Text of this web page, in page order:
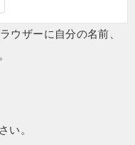
ウザーに自分の名前、
い。